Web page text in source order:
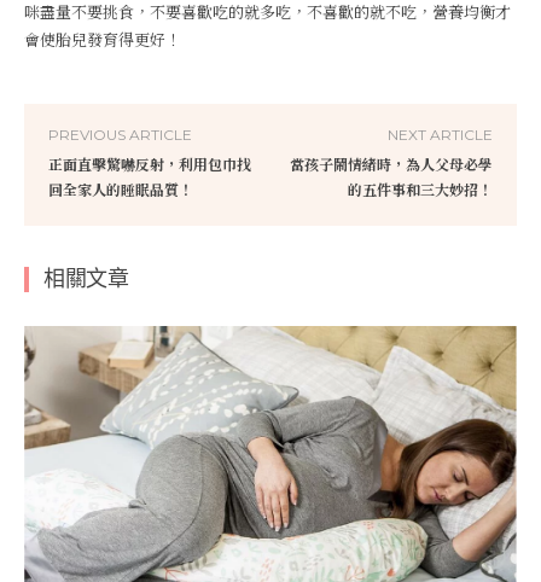
咪盡量不要挑食，不要喜歡吃的就多吃，不喜歡的就不吃，營養均衡才
會使胎兒發育得更好！
PREVIOUS ARTICLE
正面直擊驚嚇反射，利用包巾找
回全家人的睡眠品質！
NEXT ARTICLE
當孩子鬧情緒時，為人父母必學
的五件事和三大妙招！
相關文章